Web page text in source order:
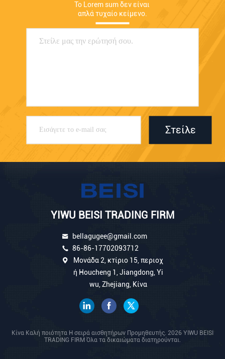
Το Lorem sum δεν είναι
απλά τυχαίο κείμενο.
Στείλε
YIWU BEISI TRADING FIRM
bellagugee@gmail.com
86-86-17702093712
Μονάδα 2, κτίριο 15, περιοχ
ή Houcheng 1, Jiangdong, Yi
wu, Zhejiang, Κίνα
Κίνα Καλή ποιότητα Η σειρά αισθητήρων Προμηθευτής. 2026 YIWU BEISI
TRADING FIRM Όλα τα δικαιώματα διατηρούνται.